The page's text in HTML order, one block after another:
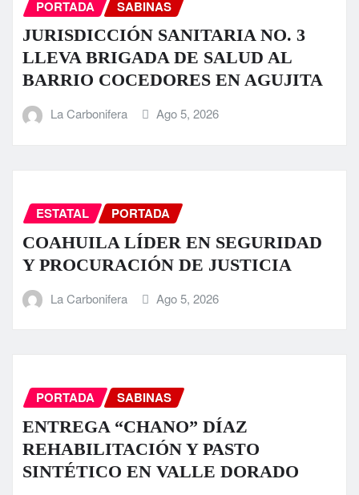
PORTADA SABINAS
JURISDICCIÓN SANITARIA NO. 3
LLEVA BRIGADA DE SALUD AL
BARRIO COCEDORES EN AGUJITA
La Carbonifera Ago 5, 2026
ESTATAL PORTADA
COAHUILA LÍDER EN SEGURIDAD
Y PROCURACIÓN DE JUSTICIA
La Carbonifera Ago 5, 2026
PORTADA SABINAS
ENTREGA “CHANO” DÍAZ
REHABILITACIÓN Y PASTO
SINTÉTICO EN VALLE DORADO